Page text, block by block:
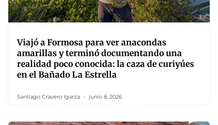
Viajó a Formosa para ver anacondas
amarillas y terminó documentando una
realidad poco conocida: la caza de curiyúes
en el Bañado La Estrella
Santiago Cravero Igarza junio 8, 2026